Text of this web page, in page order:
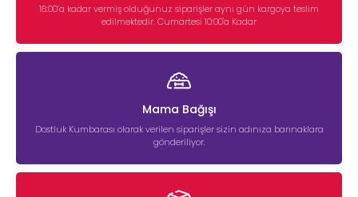
16:00’a kadar vermiş olduğunuz siparişler aynı gün kargoya teslim
edilmektedir. Cumartesi 10:00'a Kadar
Mama Bağışı
Dostluk Kumbarası olarak verilen siparişler sizin adınıza barınaklara
gönderiliyor.